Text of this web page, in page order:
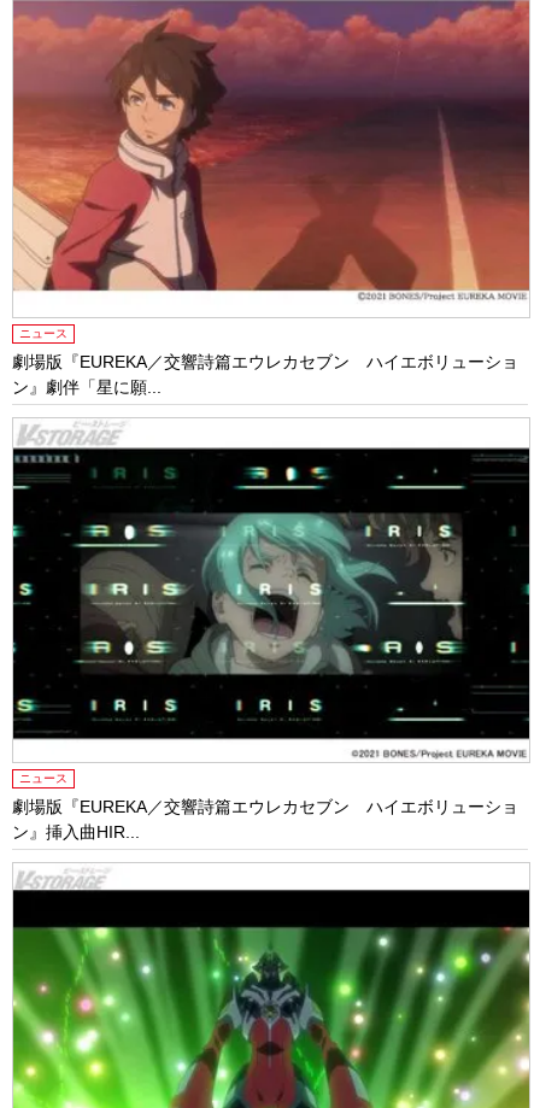
ニュース
劇場版『EUREKA／交響詩篇エウレカセブン ハイエボリューショ
ン』劇伴「星に願...
ニュース
劇場版『EUREKA／交響詩篇エウレカセブン ハイエボリューショ
ン』挿入曲HIR...